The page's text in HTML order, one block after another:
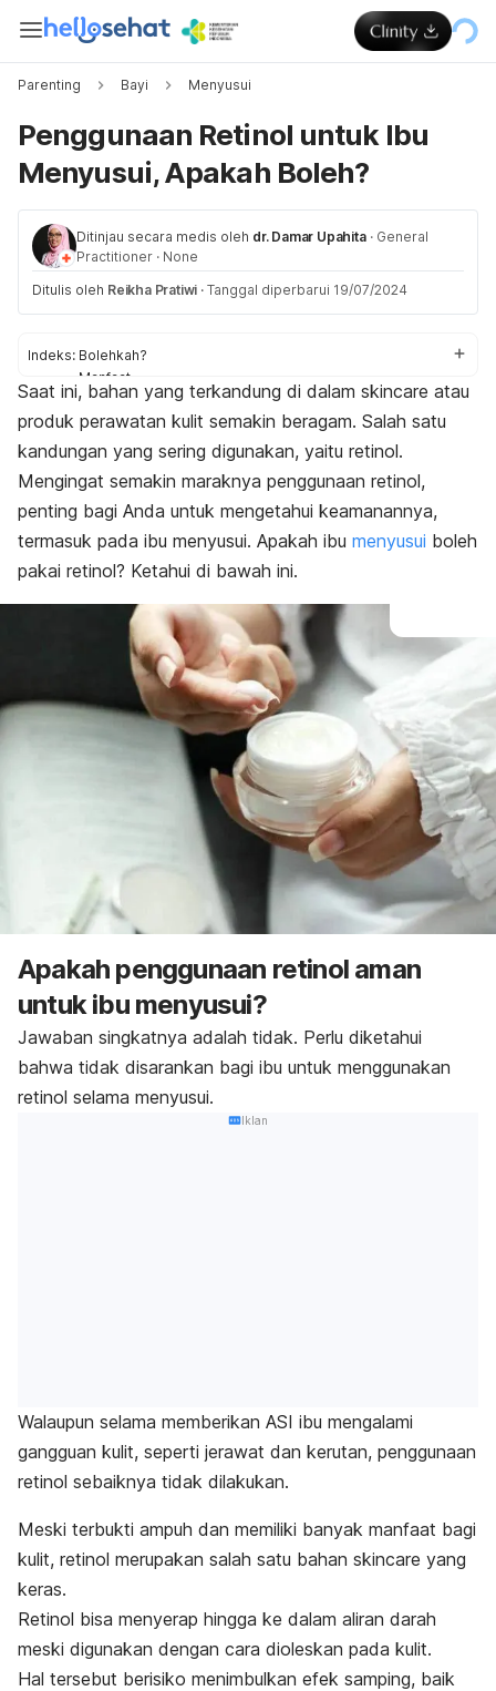
Parenting Bayi Menyusui
Penggunaan Retinol untuk Ibu
Menyusui, Apakah Boleh?
Ditinjau secara medis oleh dr. Damar Upahita · General
Practitioner · None
Ditulis oleh Reikha Pratiwi · Tanggal diperbarui 19/07/2024
Indeks: Bolehkah?
Manfaat
Risiko
Alternatif
Saat ini, bahan yang terkandung di dalam skincare atau
produk perawatan kulit semakin beragam. Salah satu
kandungan yang sering digunakan, yaitu retinol.
Mengingat semakin maraknya penggunaan retinol,
penting bagi Anda untuk mengetahui keamanannya,
termasuk pada ibu menyusui. Apakah ibu menyusui boleh
pakai retinol? Ketahui di bawah ini.
Apakah penggunaan retinol aman
untuk ibu menyusui?
Jawaban singkatnya adalah tidak. Perlu diketahui
bahwa tidak disarankan bagi ibu untuk menggunakan
retinol selama menyusui.
Iklan
Walaupun selama memberikan ASI ibu mengalami
gangguan kulit, seperti jerawat dan kerutan, penggunaan
retinol sebaiknya tidak dilakukan.
Meski terbukti ampuh dan memiliki banyak manfaat bagi
kulit, retinol merupakan salah satu bahan skincare yang
keras.
Retinol bisa menyerap hingga ke dalam aliran darah
meski digunakan dengan cara dioleskan pada kulit.
Hal tersebut berisiko menimbulkan efek samping, baik